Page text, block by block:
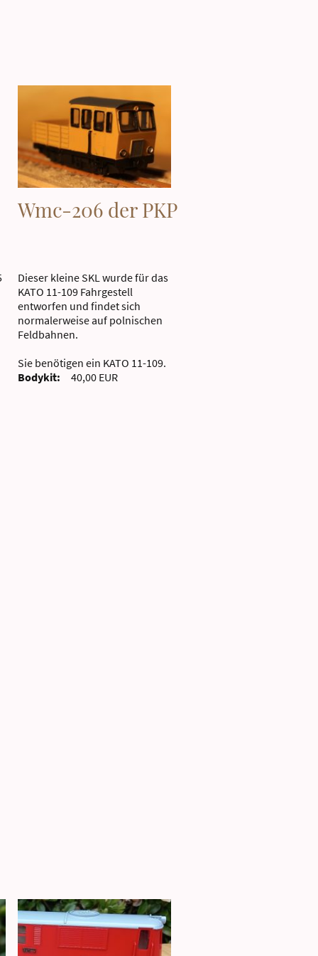
Wmc-206 der PKP
Dieser kleine SKL wurde für das
KATO 11-109 Fahrgestell
entworfen und findet sich
normalerweise auf polnischen
Feldbahnen.
Sie benötigen ein KATO 11-109.
Bodykit: 40,00 EUR